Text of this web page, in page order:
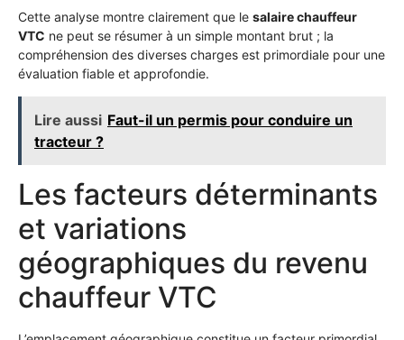
Cette analyse montre clairement que le salaire chauffeur
VTC ne peut se résumer à un simple montant brut ; la
compréhension des diverses charges est primordiale pour une
évaluation fiable et approfondie.
Lire aussi Faut-il un permis pour conduire un
tracteur ?
Les facteurs déterminants
et variations
géographiques du revenu
chauffeur VTC